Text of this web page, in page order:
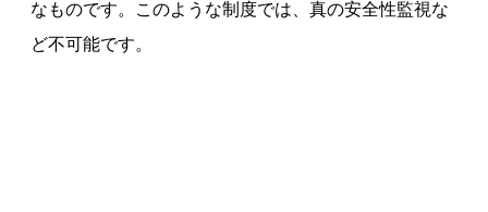
なものです。このような制度では、真の安全性監視な
ど不可能です。